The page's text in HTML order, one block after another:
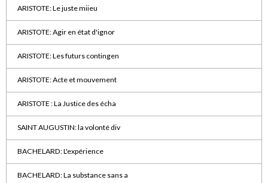
ARISTOTE: Le juste miieu
ARISTOTE: Agir en état d'ignor
ARISTOTE: Les futurs contingen
ARISTOTE: Acte et mouvement
ARISTOTE : La Justice des écha
SAINT AUGUSTIN: la volonté div
BACHELARD: L'expérience
BACHELARD: La substance sans a